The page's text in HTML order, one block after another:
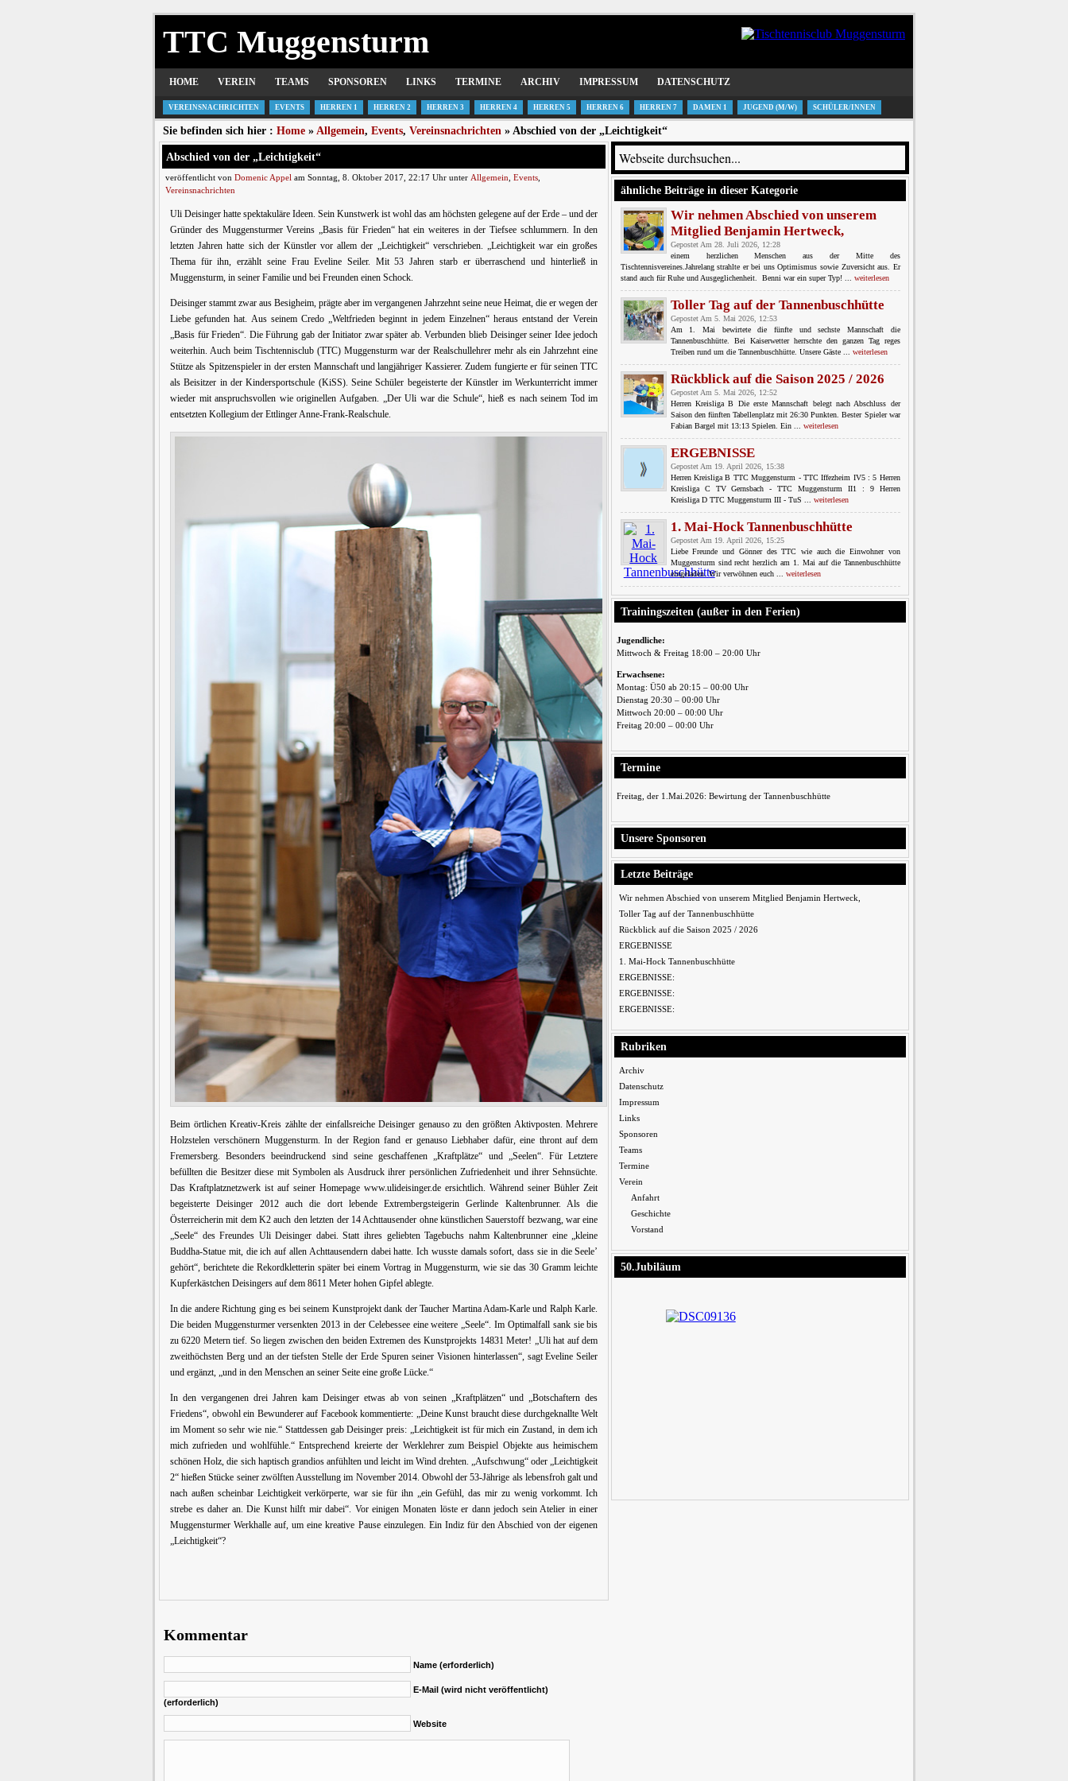
TTC Muggensturm
HOME VEREIN TEAMS SPONSOREN LINKS TERMINE ARCHIV IMPRESSUM DATENSCHUTZ
VEREINSNACHRICHTEN EVENTS HERREN 1 HERREN 2 HERREN 3 HERREN 4 HERREN 5 HERREN 6 HERREN 7 DAMEN 1 JUGEND (M/W) SCHÜLER/INNEN
Sie befinden sich hier : Home » Allgemein, Events, Vereinsnachrichten » Abschied von der „Leichtigkeit“
Abschied von der „Leichtigkeit“
veröffentlicht von Domenic Appel am Sonntag, 8. Oktober 2017, 22:17 Uhr unter Allgemein Events
Vereinsnachrichten
Uli Deisinger hatte spektakuläre Ideen. Sein Kunstwerk ist wohl das am höchsten gelegene auf der Erde – und der
Gründer des Muggensturmer Vereins „Basis für Frieden“ hat ein weiteres in der Tiefsee schlummern. In den
letzten Jahren hatte sich der Künstler vor allem der „Leichtigkeit“ verschrieben. „Leichtigkeit war ein großes
Thema für ihn, erzählt seine Frau Eveline Seiler. Mit 53 Jahren starb er überraschend und hinterließ in
Muggensturm, in seiner Familie und bei Freunden einen Schock.
Deisinger stammt zwar aus Besigheim, prägte aber im vergangenen Jahrzehnt seine neue Heimat, die er wegen der
Liebe gefunden hat. Aus seinem Credo „Weltfrieden beginnt in jedem Einzelnen“ heraus entstand der Verein
„Basis für Frieden“. Die Führung gab der Initiator zwar später ab. Verbunden blieb Deisinger seiner Idee jedoch
weiterhin. Auch beim Tischtennisclub (TTC) Muggensturm war der Realschullehrer mehr als ein Jahrzehnt eine
Stütze als Spitzenspieler in der ersten Mannschaft und langjähriger Kassierer. Zudem fungierte er für seinen TTC
als Beisitzer in der Kindersportschule (KiSS). Seine Schüler begeisterte der Künstler im Werkunterricht immer
wieder mit anspruchsvollen wie originellen Aufgaben. „Der Uli war die Schule“, hieß es nach seinem Tod im
entsetzten Kollegium der Ettlinger Anne-Frank-Realschule.
Beim örtlichen Kreativ-Kreis zählte der einfallsreiche Deisinger genauso zu den größten Aktivposten. Mehrere
Holzstelen verschönern Muggensturm. In der Region fand er genauso Liebhaber dafür, eine thront auf dem
Fremersberg. Besonders beeindruckend sind seine geschaffenen „Kraftplätze“ und „Seelen“. Für Letztere
befüllten die Besitzer diese mit Symbolen als Ausdruck ihrer persönlichen Zufriedenheit und ihrer Sehnsüchte.
Das Kraftplatznetzwerk ist auf seiner Homepage www.ulideisinger.de ersichtlich. Während seiner Bühler Zeit
begeisterte Deisinger 2012 auch die dort lebende Extrembergsteigerin Gerlinde Kaltenbrunner. Als die
Österreicherin mit dem K2 auch den letzten der 14 Achttausender ohne künstlichen Sauerstoff bezwang, war eine
„Seele“ des Freundes Uli Deisinger dabei. Statt ihres geliebten Tagebuchs nahm Kaltenbrunner eine „kleine
Buddha-Statue mit, die ich auf allen Achttausendern dabei hatte. Ich wusste damals sofort, dass sie in die Seele’
gehört“, berichtete die Rekordkletterin später bei einem Vortrag in Muggensturm, wie sie das 30 Gramm leichte
Kupferkästchen Deisingers auf dem 8611 Meter hohen Gipfel ablegte.
In die andere Richtung ging es bei seinem Kunstprojekt dank der Taucher Martina Adam-Karle und Ralph Karle.
Die beiden Muggensturmer versenkten 2013 in der Celebessee eine weitere „Seele“. Im Optimalfall sank sie bis
zu 6220 Metern tief. So liegen zwischen den beiden Extremen des Kunstprojekts 14831 Meter! „Uli hat auf dem
zweithöchsten Berg und an der tiefsten Stelle der Erde Spuren seiner Visionen hinterlassen“, sagt Eveline Seiler
und ergänzt, „und in den Menschen an seiner Seite eine große Lücke.“
In den vergangenen drei Jahren kam Deisinger etwas ab von seinen „Kraftplätzen“ und „Botschaftern des
Friedens“, obwohl ein Bewunderer auf Facebook kommentierte: „Deine Kunst braucht diese durchgeknallte Welt
im Moment so sehr wie nie.“ Stattdessen gab Deisinger preis: „Leichtigkeit ist für mich ein Zustand, in dem ich
mich zufrieden und wohlfühle.“ Entsprechend kreierte der Werklehrer zum Beispiel Objekte aus heimischem
schönen Holz, die sich haptisch grandios anfühlten und leicht im Wind drehten. „Aufschwung“ oder „Leichtigkeit
2“ hießen Stücke seiner zwölften Ausstellung im November 2014. Obwohl der 53-Jährige als lebensfroh galt und
nach außen scheinbar Leichtigkeit verkörperte, war sie für ihn „ein Gefühl, das mir zu wenig vorkommt. Ich
strebe es daher an. Die Kunst hilft mir dabei“. Vor einigen Monaten löste er dann jedoch sein Atelier in einer
Muggensturmer Werkhalle auf, um eine kreative Pause einzulegen. Ein Indiz für den Abschied von der eigenen
„Leichtigkeit“?
Kommentar
Name (erforderlich)
E-Mail (wird nicht veröffentlicht)
(erforderlich)
Website
ähnliche Beiträge in dieser Kategorie
Wir nehmen Abschied von unserem
Mitglied Benjamin Hertweck,
Gepostet Am 28. Juli 2026, 12:28
einem herzlichen Menschen aus der Mitte des
Tischtennisvereines.Jahrelang strahlte er bei uns Optimismus sowie Zuversicht aus. Er
stand auch für Ruhe und Ausgeglichenheit. Benni war ein super Typ! ... weiterlesen
Toller Tag auf der Tannenbuschhütte
Gepostet Am 5. Mai 2026, 12:53
Am 1. Mai bewirtete die fünfte und sechste Mannschaft die
Tannenbuschhütte. Bei Kaiserwetter herrschte den ganzen Tag reges
Treiben rund um die Tannenbuschhütte. Unsere Gäste ... weiterlesen
Rückblick auf die Saison 2025 / 2026
Gepostet Am 5. Mai 2026, 12:52
Herren Kreisliga B Die erste Mannschaft belegt nach Abschluss der
Saison den fünften Tabellenplatz mit 26:30 Punkten. Bester Spieler war
Fabian Bargel mit 13:13 Spielen. Ein ... weiterlesen
ERGEBNISSE
Gepostet Am 19. April 2026, 15:38
Herren Kreisliga B TTC Muggensturm - TTC Iffezheim IV5 : 5 Herren
Kreisliga C TV Gernsbach - TTC Muggensturm II1 : 9 Herren
Kreisliga D TTC Muggensturm III - TuS ... weiterlesen
1. Mai-Hock Tannenbuschhütte
Gepostet Am 19. April 2026, 15:25
Liebe Freunde und Gönner des TTC wie auch die Einwohner von
Muggensturm sind recht herzlich am 1. Mai auf die Tannenbuschhütte
eingeladen. Wir verwöhnen euch ... weiterlesen
Trainingszeiten (außer in den Ferien)
Jugendliche:
Mittwoch & Freitag 18:00 – 20:00 Uhr
Erwachsene:
Montag: Ü50 ab 20:15 – 00:00 Uhr
Dienstag 20:30 – 00:00 Uhr
Mittwoch 20:00 – 00:00 Uhr
Freitag 20:00 – 00:00 Uhr
Termine
Freitag, der 1.Mai.2026: Bewirtung der Tannenbuschhütte
Unsere Sponsoren
Letzte Beiträge
Wir nehmen Abschied von unserem Mitglied Benjamin Hertweck,
Toller Tag auf der Tannenbuschhütte
Rückblick auf die Saison 2025 / 2026
ERGEBNISSE
1. Mai-Hock Tannenbuschhütte
ERGEBNISSE:
ERGEBNISSE:
ERGEBNISSE:
Rubriken
Archiv
Datenschutz
Impressum
Links
Sponsoren
Teams
Termine
Verein
Anfahrt
Geschichte
Vorstand
50.Jubiläum